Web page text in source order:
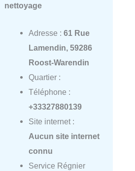
nettoyage
Adresse : 61 Rue
Lamendin, 59286
Roost-Warendin
Quartier :
Téléphone :
+33327880139
Site internet :
Aucun site internet
connu
Service Régnier